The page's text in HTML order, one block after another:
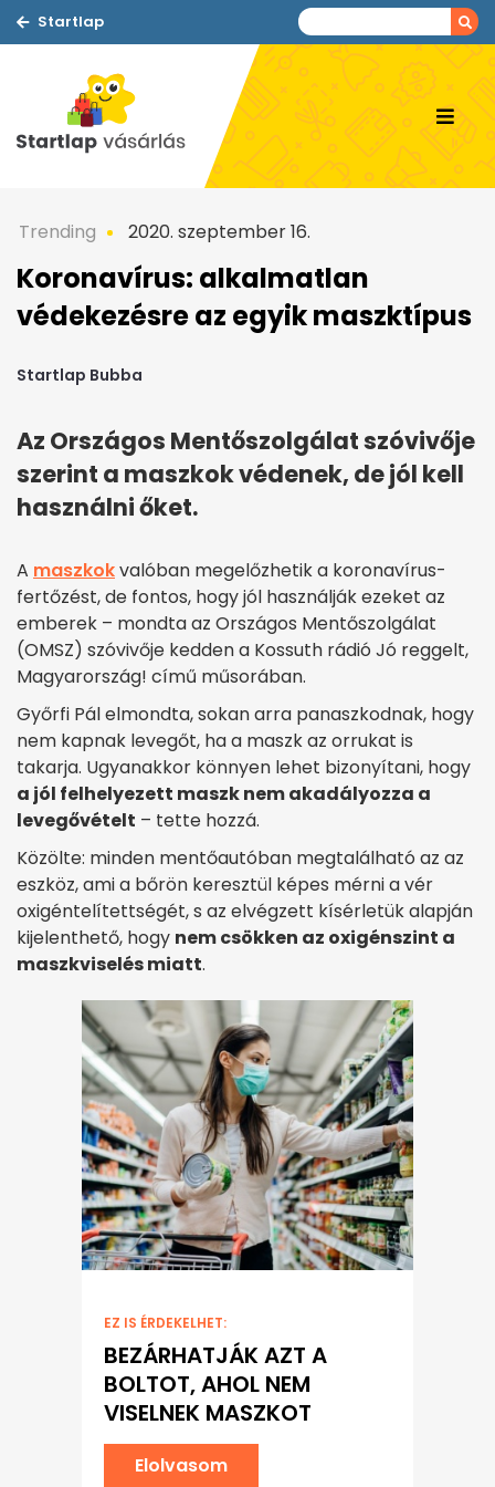
Startlap
Trending 2020. szeptember 16.
Koronavírus: alkalmatlan
védekezésre az egyik maszktípus
Startlap Bubba
Az Országos Mentőszolgálat szóvivője
szerint a maszkok védenek, de jól kell
használni őket.
A maszkokvalóban megelőzhetik a koronavírus-
fertőzést, de fontos, hogy jól használják ezeket az
emberek – mondta az Országos Mentőszolgálat
(OMSZ) szóvivője kedden a Kossuth rádió Jó reggelt,
Magyarország! című műsorában.
Győrfi Pál elmondta, sokan arra panaszkodnak, hogy
nem kapnak levegőt, ha a maszk az orrukat is
takarja. Ugyanakkor könnyen lehet bizonyítani, hogy
a jól felhelyezett maszk nem akadályozza a
levegővételt – tette hozzá.
Közölte: minden mentőautóban megtalálható az az
eszköz, ami a bőrön keresztül képes mérni a vér
oxigéntelítettségét, s az elvégzett kísérletük alapján
kijelenthető, hogy nem csökken az oxigénszint a
maszkviselés miatt.
EZ IS ÉRDEKELHET:
BEZÁRHATJÁK AZT A
BOLTOT, AHOL NEM
VISELNEK MASZKOT
Elolvasom